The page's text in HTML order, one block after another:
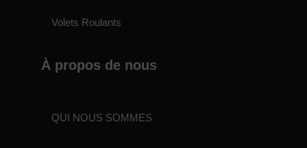
Volets Roulants
À propos de nous
QUI NOUS SOMMES